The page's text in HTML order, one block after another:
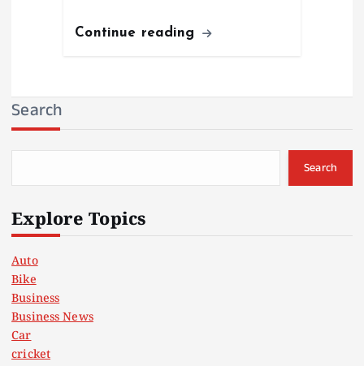
Continue reading
Search
Search
Explore Topics
Auto
Bike
Business
Business News
Car
cricket